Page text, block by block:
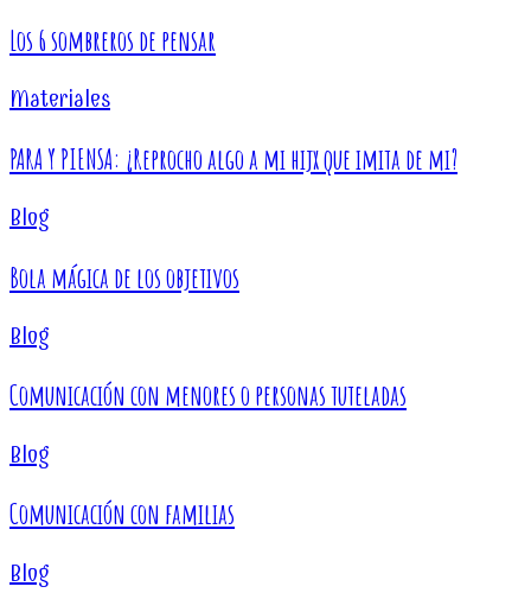
Los 6 sombreros de pensar
Materiales
PARA Y PIENSA: ¿Reprocho algo a mi hijx que imita de mi?
Blog
Bola mágica de los objetivos
Blog
Comunicación con menores o personas tuteladas
Blog
Comunicación con familias
Blog